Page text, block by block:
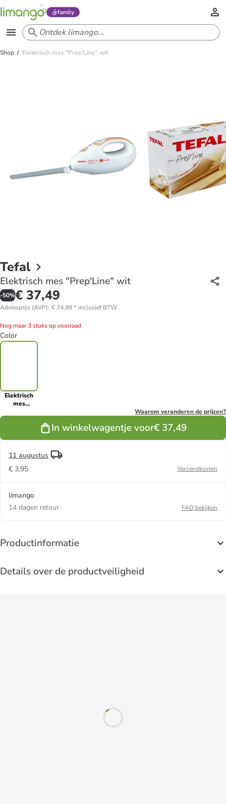
family
Shop Elektrisch mes "Prep'Line" wit
Tefal
Elektrisch mes "Prep'Line" wit
-50%€ 37,49
Adviesprijs (AVP): € 74,99* inclusief BTW
Nog maar 3 stuks op voorraad
Color
Elektrisch
mes
Waarom veranderen de prijzen?
In winkelwagentje voor€ 37,49
11 augustus
€ 3,95
Verzendkosten
limango
14 dagen retour
FAQ bekijken
Productinformatie
Details over de productveiligheid